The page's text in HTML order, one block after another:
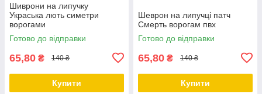
Шиврони на липучку
Украська лють симетри
ворогами
Готово до відправки
65,80 ₴ 140 ₴
Купити
Шеврон на липучці патч
Смерть ворогам пвх
Готово до відправки
65,80 ₴ 140 ₴
Купити